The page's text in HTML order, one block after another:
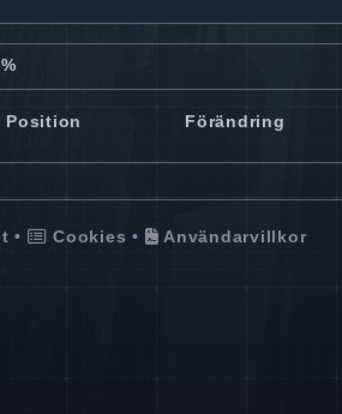
Position Förändring
• Cookies • Användarvillkor